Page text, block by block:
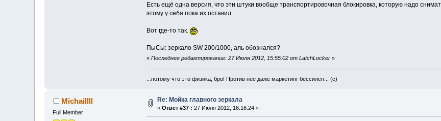
Есть ещё одна версия, что эти штуки вообще транспортировочная блокировка, которую надо
этому у себя пока их оставил.
Вот где-то так.
ПыСы: зеркало SW 200/1000, аль обознался?
« Последнее редактирование: 27 Июля 2012, 15:55:02 от LatchLocker»
...потому что это физика, бро! Против неё даже маркетинг бессилен... (с)
Michaillll
Full Member
Re: Мойка главного зеркала
«Ответ #37 : 27 Июля 2012, 16:16:24 »